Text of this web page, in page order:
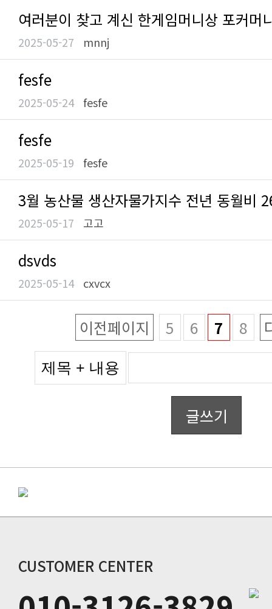
여러분이 찾고 계신 한게임머니상 포커머
2025-05-27 mnnj
fesfe
2025-05-24 fesfe
fesfe
2025-05-19 fesfe
3월 농산물 생산자물가지수 전년 동월비
2025-05-17 고고
dsvds
2025-05-14 cxvcx
이전페이지 5 6 7 8
글쓰기
CUSTOMER CENTER